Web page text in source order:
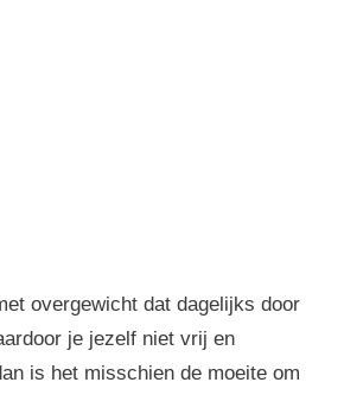
overgewicht dat dagelijks door
je jezelf niet vrij en
is het misschien de moeite om